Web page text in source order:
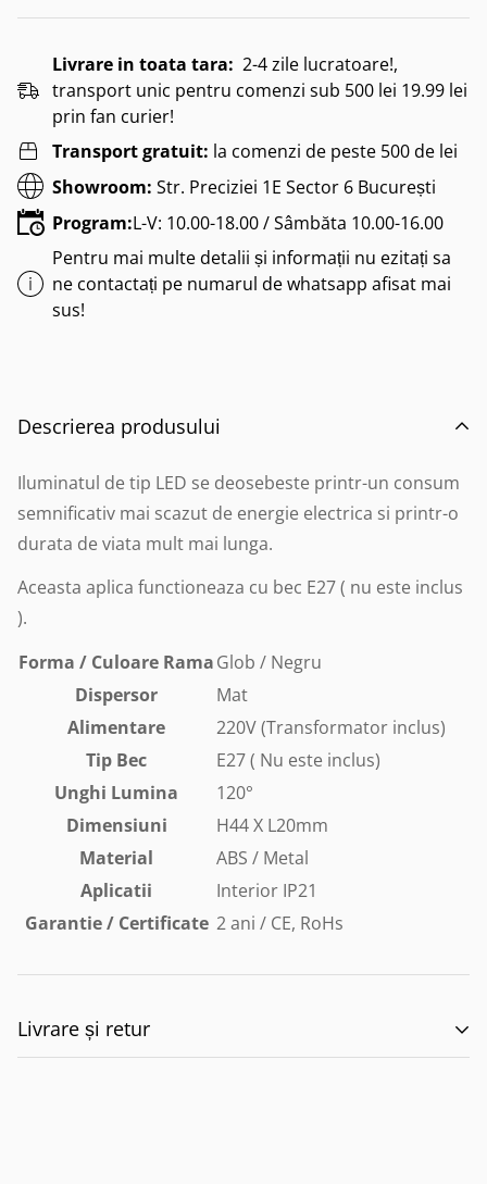
Livrare in toata tara: 2-4 zile lucratoare!,
transport unic pentru comenzi sub 500 lei 19.99 lei
prin fan curier!
Transport gratuit: la comenzi de peste 500 de lei
Showroom: Str. Preciziei 1E Sector 6 București
Program:L-V: 10.00-18.00 / Sâmbăta 10.00-16.00
Pentru mai multe detalii și informații nu ezitați sa
ne contactați pe numarul de whatsapp afisat mai
sus!
Descrierea produsului
Iluminatul de tip LED se deosebeste printr-un consum
semnificativ mai scazut de energie electrica si printr-o
durata de viata mult mai lunga.
Aceasta aplica functioneaza cu bec E27 ( nu este inclus
).
Forma / Culoare RamaGlob / Negru
Dispersor
Mat
Alimentare
220V (Transformator inclus)
Tip Bec
E27 ( Nu este inclus)
Unghi Lumina
120°
Dimensiuni
H44 X L20mm
Material
ABS / Metal
Aplicatii
Interior IP21
Garantie / Certificate 2 ani / CE, RoHs
Livrare și retur